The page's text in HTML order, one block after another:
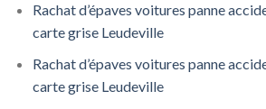
Rachat d’épaves voitures panne
carte grise Leudeville
Rachat d’épaves voitures panne
carte grise Leudeville